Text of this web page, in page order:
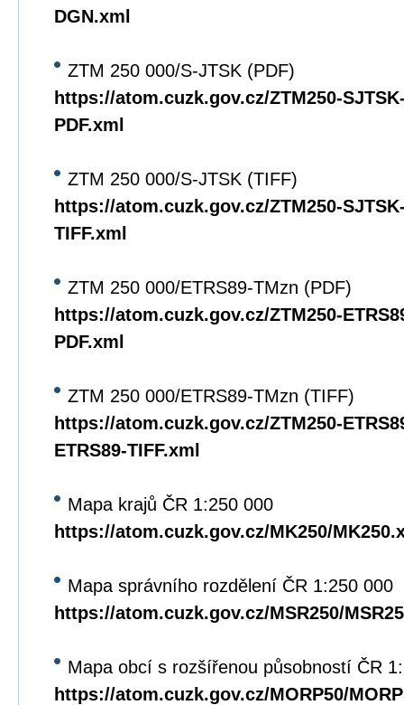
DGN.xml
ZTM 250 000/S-JTSK (PDF)
https://atom.cuzk.gov.cz/ZTM250-
PDF.xml
ZTM 250 000/S-JTSK (TIFF)
https://atom.cuzk.gov.cz/ZTM250-
TIFF.xml
ZTM 250 000/ETRS89-TMzn (PDF)
https://atom.cuzk.gov.cz/ZTM250-
PDF.xml
ZTM 250 000/ETRS89-TMzn (TIFF)
https://atom.cuzk.gov.cz/ZTM250-
ETRS89-TIFF.xml
Mapa krajů ČR 1:250 000
https://atom.cuzk.gov.cz/MK250/
Mapa správního rozdělení ČR 1:250 000
https://atom.cuzk.gov.cz/MSR250/
Mapa obcí s rozšířenou působností ČR
https://atom.cuzk.gov.cz/MORP50/